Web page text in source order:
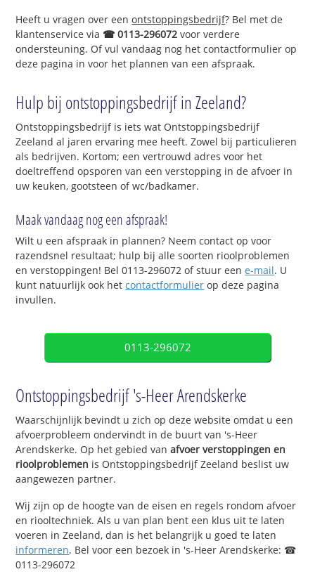
Heeft u vragen over eenontstoppingsbedrijf? Bel met de
klantenservice via ☎ 0113-296072 voor verdere
ondersteuning. Of vul vandaag nog het contactformulier op
deze pagina in voor het plannen van een afspraak.
Hulp bij ontstoppingsbedrijf in Zeeland?
Ontstoppingsbedrijf is iets wat Ontstoppingsbedrijf
Zeeland al jaren ervaring mee heeft. Zowel bij particulieren
als bedrijven. Kortom; een vertrouwd adres voor het
doeltreffend opsporen van een verstopping in de afvoer in
uw keuken, gootsteen of wc/badkamer.
Maak vandaag nog een afspraak!
Wilt u een afspraak in plannen? Neem contact op voor
razendsnel resultaat; hulp bij alle soorten rioolproblemen
en verstoppingen! Bel 0113-296072 of stuur eene-mail. U
kunt natuurlijk ook hetcontactformulier op deze pagina
invullen.
0113-296072
Ontstoppingsbedrijf 's-Heer Arendskerke
Waarschijnlijk bevindt u zich op deze website omdat u een
afvoerprobleem ondervindt in de buurt van 's-Heer
Arendskerke. Op het gebied vanafvoer verstoppingen en
rioolproblemen is Ontstoppingsbedrijf Zeeland beslist uw
aangewezen partner.
Wij zijn op de hoogte van de eisen en regels rondom afvoer
en riooltechniek. Als u van plan bent een klus uit te laten
voeren in Zeeland, dan is het belangrijk u goed te laten
informeren. Bel voor een bezoek in 's-Heer Arendskerke: ☎
0113-296072